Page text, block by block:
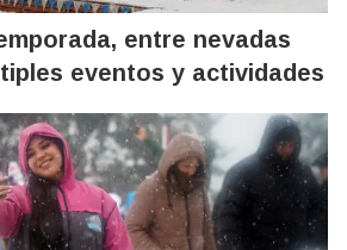
entre nevadas
eventos y actividades